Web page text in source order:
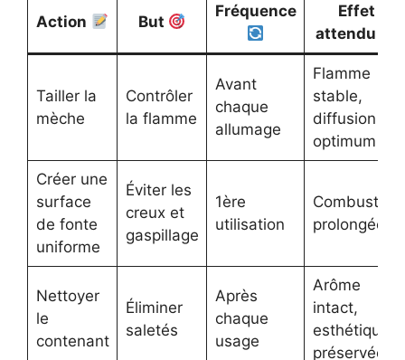
Action But
Fréquence
Effet
attendu
Tailler la
mèche
Contrôler
la flamme
Avant
chaque
allumage
Flamme
stable,
diffusion
optimum
Créer une
surface
de fonte
uniforme
Éviter les
creux et
gaspillage
1ère
utilisation
Combustion
prolongée
Nettoyer
le
contenant
Éliminer
saletés
Après
chaque
usage
Arôme
intact,
esthétique
préservée